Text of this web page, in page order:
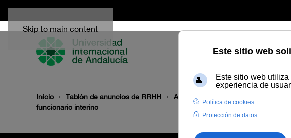
Skip to main content
Inicio Tablón de anuncios de RRHH
Acuerdo del Comité de Valoración
funcionario interino